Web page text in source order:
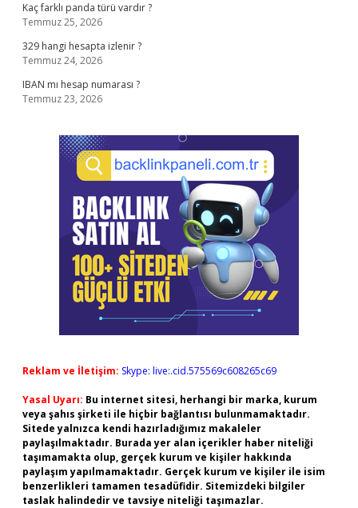
Kaç farklı panda türü vardır ?
Temmuz 25, 2026
329 hangi hesapta izlenir ?
Temmuz 24, 2026
IBAN mı hesap numarası ?
Temmuz 23, 2026
Reklam ve İletişim: Skype: live:.cid.575569c608265c69
Yasal Uyarı: Bu internet sitesi, herhangi bir marka, kurum
veya şahıs şirketi ile hiçbir bağlantısı bulunmamaktadır.
Sitede yalnızca kendi hazırladığımız makaleler
paylaşılmaktadır. Burada yer alan içerikler haber niteliği
taşımamakta olup, gerçek kurum ve kişiler hakkında
paylaşım yapılmamaktadır. Gerçek kurum ve kişiler ile isim
benzerlikleri tamamen tesadüfidir. Sitemizdeki bilgiler
taslak halindedir ve tavsiye niteliği taşımazlar.